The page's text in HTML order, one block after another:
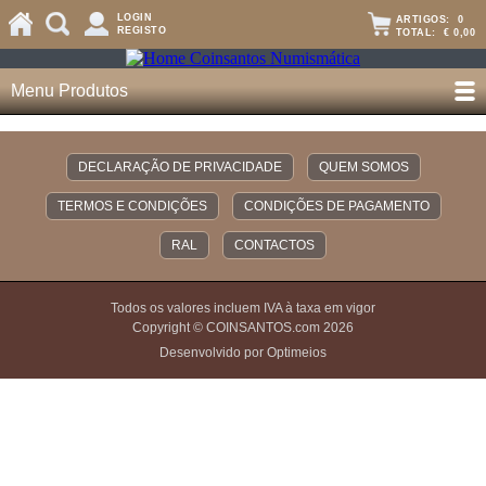
LOGIN
REGISTO
ARTIGOS: 0
TOTAL: € 0,00
Menu Produtos
DECLARAÇÃO DE PRIVACIDADE QUEM SOMOS
TERMOS E CONDIÇÕES CONDIÇÕES DE PAGAMENTO
RAL CONTACTOS
Todos os valores incluem IVA à taxa em vigor
Copyright © COINSANTOS.com 2026
Desenvolvido por Optimeios